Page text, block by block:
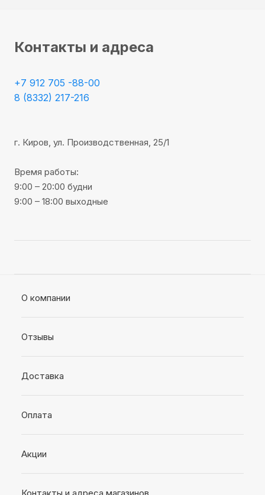
Контакты и адреса
+7 912 705 -88-00
8 (8332) 217-216
г. Киров, ул. Производственная, 25/1
Время работы:
9:00 – 20:00 будни
9:00 – 18:00 выходные
О компании
Отзывы
Доставка
Оплата
Акции